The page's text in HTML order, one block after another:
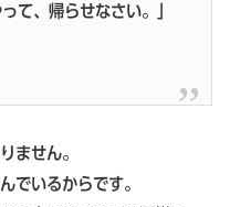
て、帰らせなさい。」
ません。
でいるからです。